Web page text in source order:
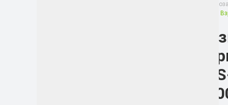
Низковольтный светодиодный светильник Прожектор